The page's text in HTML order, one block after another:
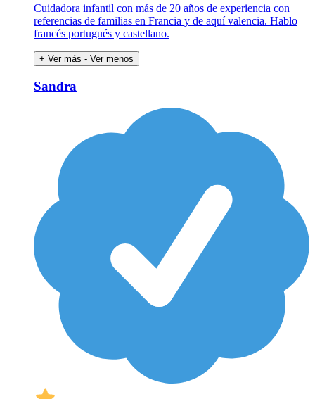
Cuidadora infantil con más de 20 años de experiencia con
referencias de familias en Francia y de aquí valencia. Hablo
francés portugués y castellano.
+ Ver más - Ver menos
Sandra